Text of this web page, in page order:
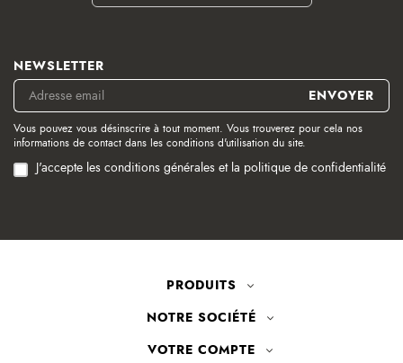
NEWSLETTER
Vous pouvez vous désinscrire à tout moment. Vous trouverez pour cela nos
informations de contact dans les conditions d'utilisation du site.
J'accepte les conditions générales et la politique de confidentialité
PRODUITS
NOTRE SOCIÉTÉ
VOTRE COMPTE